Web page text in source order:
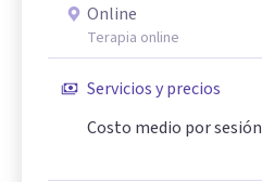
Online
Terapia online
Servicios y precios
Costo medio por sesión